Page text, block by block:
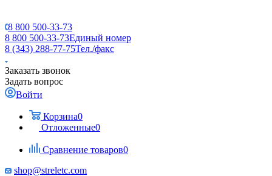
8 800 500-33-73
8 800 500-33-73Единый номер
8 (343) 288-77-75Тел./факс
Заказать звонок
Задать вопрос
Войти
Корзина0
Отложенные0
Сравнение товаров0
shop@streletc.com